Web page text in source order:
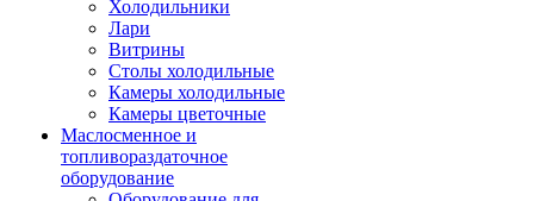
Холодильники
Лари
Витрины
Столы холодильные
Камеры холодильные
Камеры цветочные
Маслосменное и
топливораздаточное
оборудование